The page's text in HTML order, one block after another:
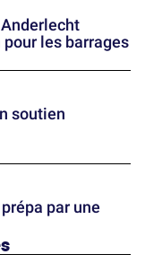
les barrages
soutien
par une